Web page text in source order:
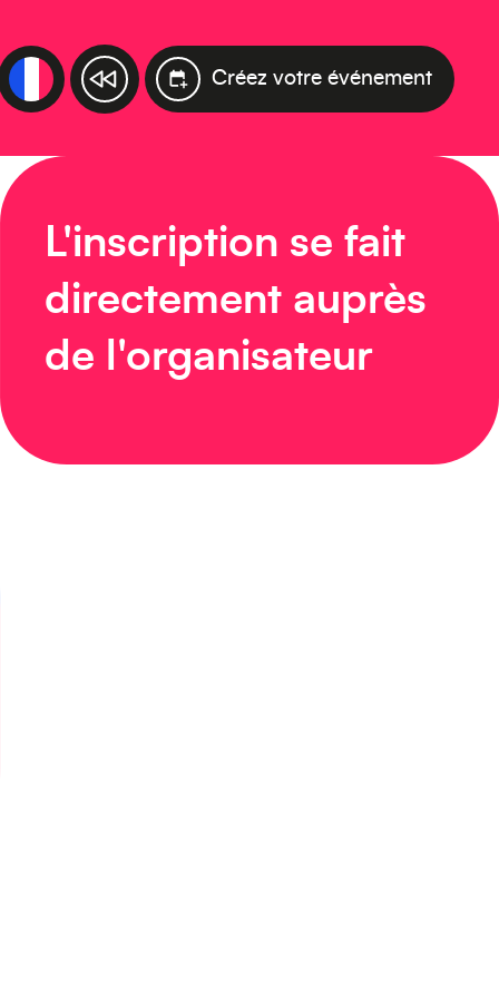
Créez votre événement
L'inscription se fait
directement auprès
de l'organisateur